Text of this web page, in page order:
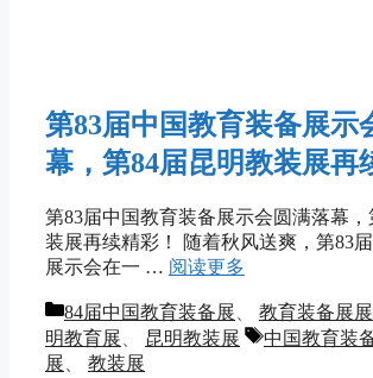
第83届中国教育装备展示
幕，第84届昆明教装展再
第83届中国教育装备展示会圆满落幕，
装展再续精彩！ 随着秋风送爽，第83
展示会在一 … 阅读更多
分
类
84届中国教育装备展 教育装备展
明教育展
昆明教装展
标
中国教育装
展
教装展